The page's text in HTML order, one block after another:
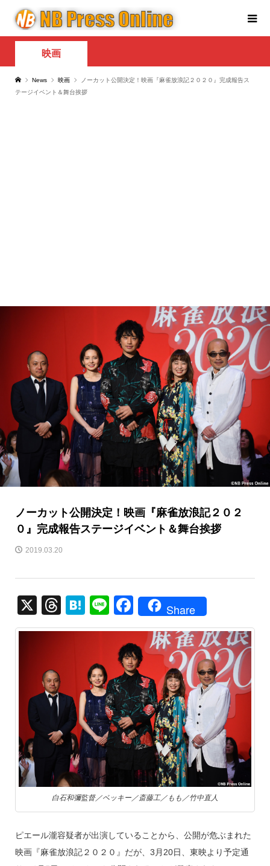
映画
News 映画
ノーカット公開決定！映画『麻雀放浪記２０２０』完成報告ス
テージイベント＆舞台挨拶
ノーカット公開決定！映画『麻雀放浪記２０２
０』完成報告ステージイベント＆舞台挨拶
2019.03.20
X
T
hr
d
s
H
at
n
a
Li
n
e
F
a
c
e
b
o
o
k
Share
白石和彌監督／ベッキー／斎藤工／もも／竹中直人
ピエール瀧容疑者が出演していることから、公開が危ぶまれた
映画『麻雀放浪記２０２０』だが、3月20日、東映より予定通